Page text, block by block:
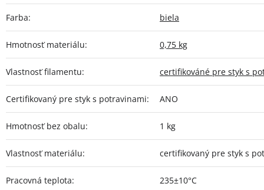
Farba: biela
Hmotnosť materiálu: 0,75 kg
Vlastnosť filamentu: certifikováné pre styk s
Certifikovaný pre styk s potravinami: ANO
Hmotnosť bez obalu: 1 kg
Vlastnosť materiálu: certifikovaný pre styk s
Pracovná teplota: 235±10°C